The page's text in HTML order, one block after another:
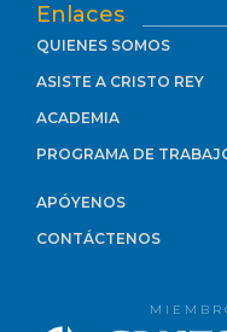
Enlaces
QUIENES SOMOS
ASISTE A CRISTO REY
ACADEMIA
PROGRAMA DE
APÓYENOS
CONTÁCTENOS